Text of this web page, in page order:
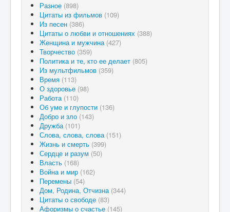
Разное (898)
Цитаты из фильмов (109)
Из песен (386)
Цитаты о любви и отношениях (388)
Женщина и мужчина (427)
Творчество (359)
Политика и те, кто ее делает (805)
Из мультфильмов (359)
Время (113)
О здоровье (98)
Работа (110)
Об уме и глупости (136)
Добро и зло (143)
Дружба (101)
Слова, слова, слова (151)
Жизнь и смерть (399)
Сердце и разум (50)
Власть (168)
Война и мир (162)
Перемены (54)
Дом, Родина, Отчизна (344)
Цитаты о свободе (83)
Афоризмы о счастье (145)